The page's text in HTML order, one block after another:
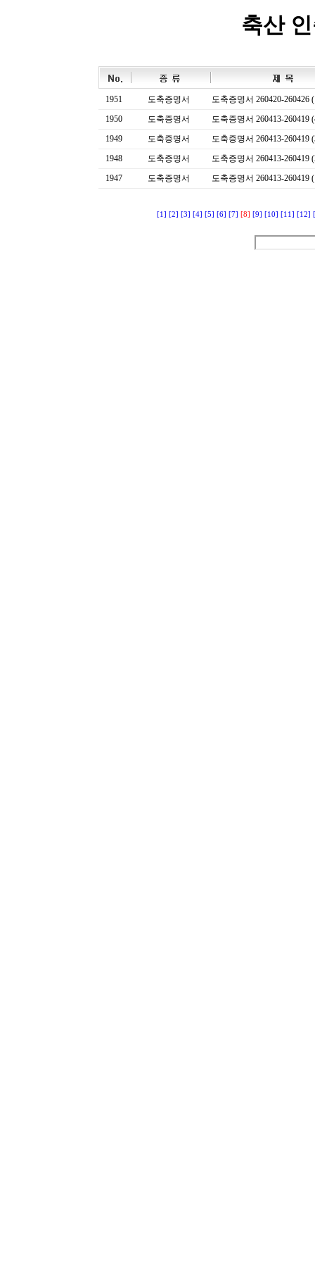
축산
1951 도축증명서
도축증명서 260420-260426
1950
도축증명서
도축증명서 260413-260419
1949
도축증명서
도축증명서 260413-260419
1948
도축증명서
도축증명서 260413-260419
1947
도축증명서 도축증명서 260413-260419
[1] [2] [3] [4] [5] [6] [7] [8] [9] [10] [11] [12]